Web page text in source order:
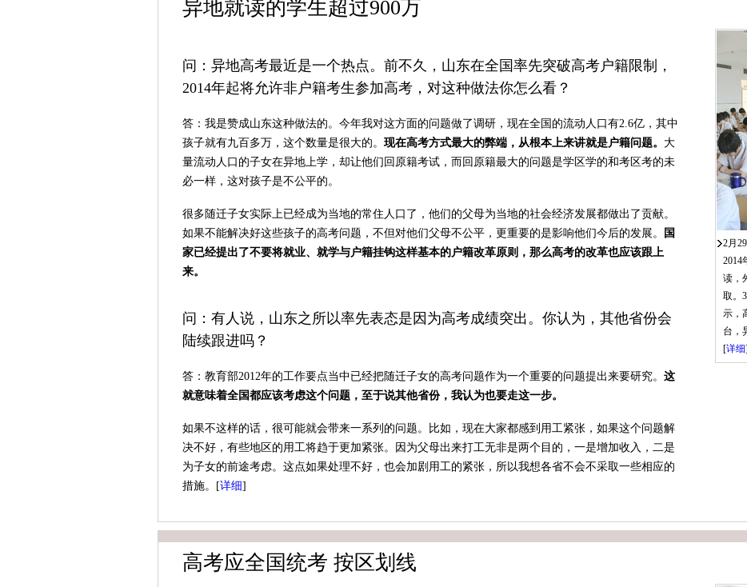
异地就读的学生超过900万
问：异地高考最近是一个热点。前不久，山东在全国率先突破高考户籍限制，
2014年起将允许非户籍考生参加高考，对这种做法你怎么看？
答：我是赞成山东这种做法的。今年我对这方面的问题做了调研，现在全国的流动人口有2.6亿，其中
孩子就有九百多万，这个数量是很大的。 现在高考方式最大的弊端，从根本上来讲就是户籍问题。 大
量流动人口的子女在异地上学，却让他们回原籍考试，而回原籍最大的问题是学区学的和考区考的未
必一样，这对孩子是不公平的。
很多随迁子女实际上已经成为当地的常住人口了，他们的父母为当地的社会经济发展都做出了贡献。
如果不能解决好这些孩子的高考问题，不但对他们父母不公平，更重要的是影响他们今后的发展。
国
家已经提出了不要将就业、就学与户籍挂钩这样基本的户籍改革原则，那么高考的改革也应该跟上
来。
问：有人说，山东之所以率先表态是因为高考成绩突出。你认为，其他省份会
陆续跟进吗？
答：教育部2012年的工作要点当中已经把随迁子女的高考问题作为一个重要的问题提出来要研究。 这
就意味着全国都应该考虑这个问题，至于说其他省份，我认为也要走这一步。
如果不这样的话，很可能就会带来一系列的问题。比如，现在大家都感到用工紧张，如果这个问题解
决不好，有些地区的用工将趋于更加紧张。因为父母出来打工无非是两个目的，一是增加收入，二是
为子女的前途考虑。这点如果处理不好，也会加剧用工的紧张，所以我想各省不会不采取一些相应的
措施。[详细]
2月
2014
读，
取。
示，
台，
[详细]
高考应全国统考 按区划线